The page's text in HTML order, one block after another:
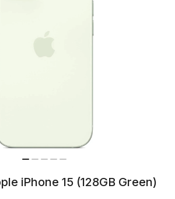
iPhone 15 (128GB Green)